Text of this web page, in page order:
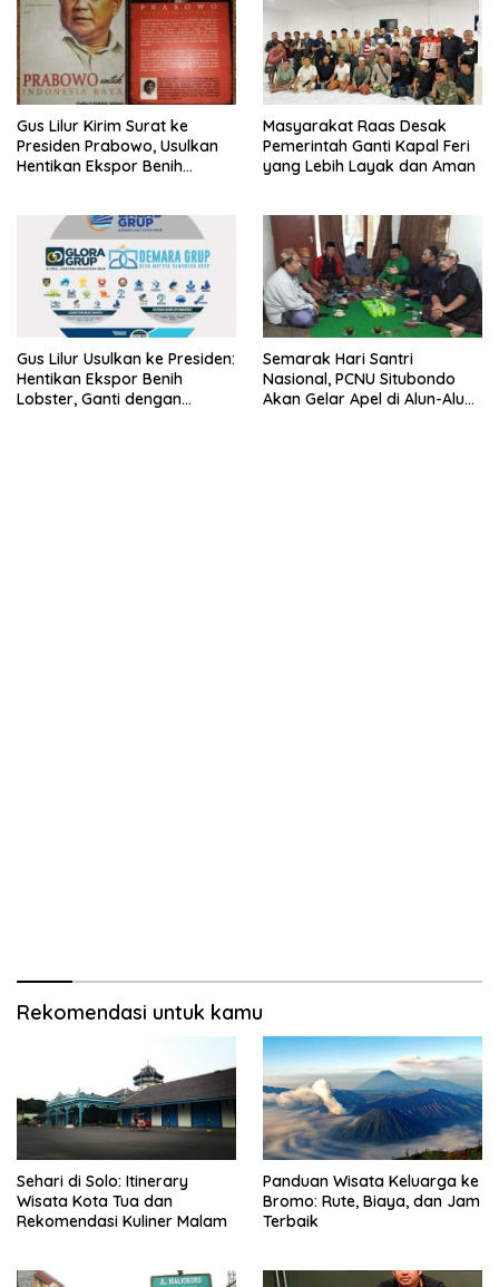
Gus Lilur Kirim Surat ke
Presiden Prabowo, Usulkan
Hentikan Ekspor Benih
Masyarakat Raas Desak
Pemerintah Ganti Kapal Feri
yang Lebih Layak dan Aman
Gus Lilur Usulkan ke Presiden:
Hentikan Ekspor Benih
Lobster, Ganti dengan
Semarak Hari Santri
Nasional, PCNU Situbondo
Akan Gelar Apel di Alun-Alun
Rekomendasi untuk kamu
Sehari di Solo: Itinerary
Wisata Kota Tua dan
Rekomendasi Kuliner Malam
Panduan Wisata Keluarga ke
Bromo: Rute, Biaya, dan Jam
Terbaik